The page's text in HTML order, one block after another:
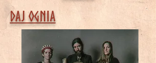
Daj Ognia